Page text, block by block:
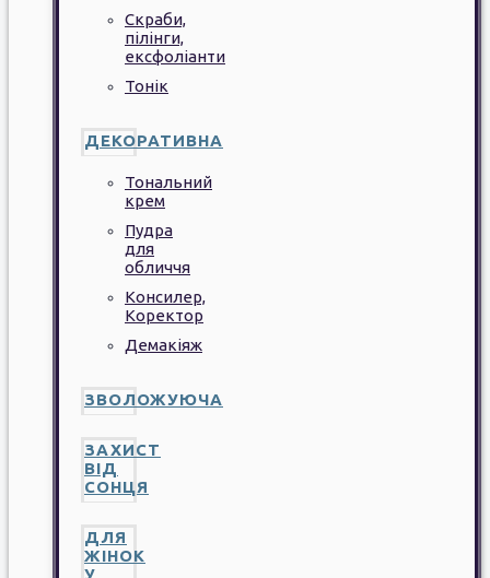
Скраби,
пілінги,
ексфоліанти
Тонік
ДЕКОРАТИВНА
Тональний
крем
Пудра
для
обличчя
Консилер,
Коректор
Демакіяж
ЗВОЛОЖУЮЧА
ЗАХИСТ
ВІД
СОНЦЯ
ДЛЯ
ЖІНОК
У